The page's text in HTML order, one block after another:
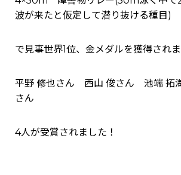
波が来たと仮定して潜り抜ける種目)
で見事世界1位、金メダルを獲得され
平野 修也さん 西山 俊さん 池端 拓
さん
4人が受賞されました！